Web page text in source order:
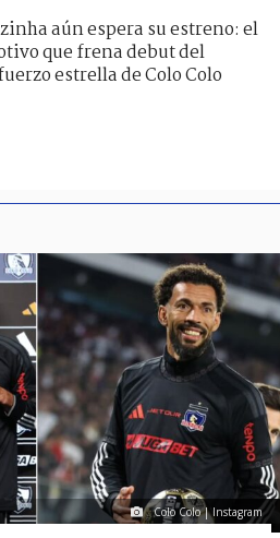
aún espera su estreno: el
que frena debut del
estrella de Colo Colo
Colo Colo | Instagram